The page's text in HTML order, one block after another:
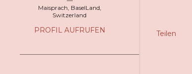
Teilen
Maisprach, BaselLand,
Switzerland
PROFIL AUFRUFEN